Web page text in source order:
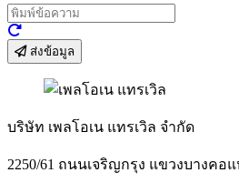
ส่งข้อมูล
บริษัท เพลโอเน แทรเวิล จำกัด
2250/61 ถนนเจริญกรุง แขวงบางคอ